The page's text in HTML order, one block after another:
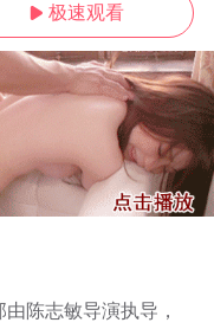
 极速观看
陈志敏导演执导，